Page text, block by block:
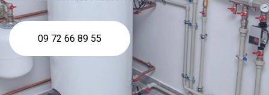
09 72 66 89 55